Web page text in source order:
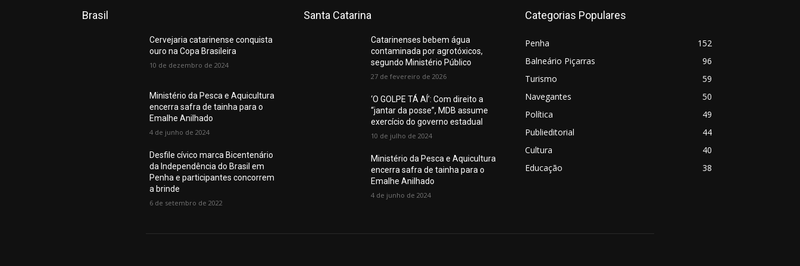
Brasil
Cervejaria catarinense conquista
ouro na Copa Brasileira
10 de dezembro de 2024
Ministério da Pesca e Aquicultura
encerra safra de tainha para o
Emalhe Anilhado
4 de junho de 2024
Desfile cívico marca Bicentenário
da Independência do Brasil em
Penha e participantes concorrem
a brinde
6 de setembro de 2022
Santa Catarina
Catarinenses bebem água
contaminada por agrotóxicos,
segundo Ministério Público
27 de fevereiro de 2026
‘O GOLPE TÁ AÍ’: Com direito a
“jantar da posse”, MDB assume
exercício do governo estadual
10 de julho de 2024
Ministério da Pesca e Aquicultura
encerra safra de tainha para o
Emalhe Anilhado
4 de junho de 2024
Categorias Populares
Penha
152
Balneário Piçarras
96
Turismo
59
Navegantes
50
Política
49
Publieditorial
44
Cultura
40
Educação
38